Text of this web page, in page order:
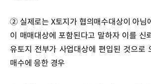
② 실제로는 X토지가 협의매수대상이 아님
이 매매대상에 포함된다고 말하자 이를 신
유토지 전부가 사업대상에 편입된 것으로
매수에 응한 경우